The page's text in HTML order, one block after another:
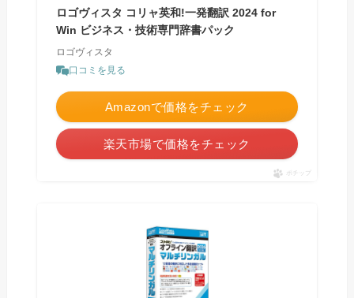
ロゴヴィスタ コリャ英和!一発翻訳 2024 for
Win ビジネス・技術専門辞書パック
ロゴヴィスタ
口コミを見る
Amazonで価格をチェック
楽天市場で価格をチェック
ポチップ